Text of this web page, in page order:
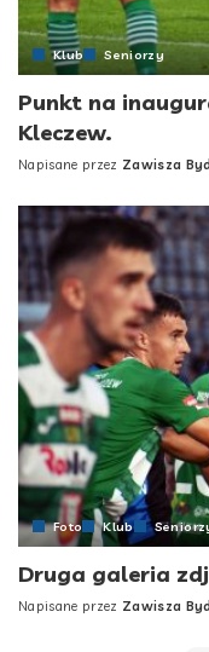
Klub Seniorzy
Punkt na
Kleczew.
Posted
Napisane przez Zawisza
Foto Klub
Druga galeria
Posted
Napisane przez Zawisza